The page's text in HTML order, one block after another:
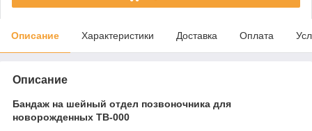
Описание Характеристики Доставка Оплата
Описание
Бандаж на шейный отдел позвоночника для
новорожденных ТВ-000